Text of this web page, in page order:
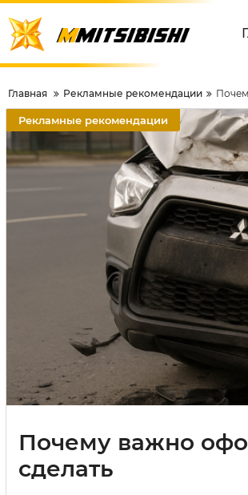
Главная Рекламные рекомендации
Рекламные рекомендации
Почему важно
сделать